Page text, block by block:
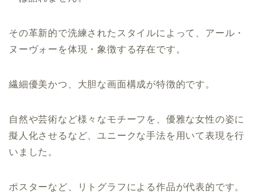
その革新的で洗練されたスタイルによって、アール・
ヌーヴォーを体現・象徴する存在です。
繊細優美かつ、大胆な画面構成が特徴的です。
自然や芸術など様々なモチーフを、優雅な女性の姿に
擬人化させるなど、ユニークな手法を用いて表現を行
いました。
ポスターなど、リトグラフによる作品が代表的です。